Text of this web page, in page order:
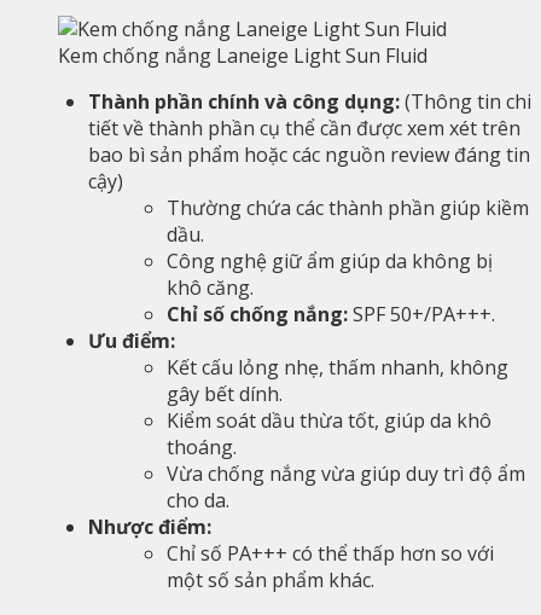
Kem chống nắng Laneige Light Sun Fluid
Thành phần chính và công dụng:(Thông tin chi
tiết về thành phần cụ thể cần được xem xét trên
bao bì sản phẩm hoặc các nguồn review đáng tin
cậy)
Thường chứa các thành phần giúp kiềm
dầu.
Công nghệ giữ ẩm giúp da không bị
khô căng.
Chỉ số chống nắng:SPF 50+/PA+++.
Ưu điểm:
Kết cấu lỏng nhẹ, thấm nhanh, không
gây bết dính.
Kiểm soát dầu thừa tốt, giúp da khô
thoáng.
Vừa chống nắng vừa giúp duy trì độ ẩm
cho da.
Nhược điểm:
Chỉ số PA+++ có thể thấp hơn so với
một số sản phẩm khác.